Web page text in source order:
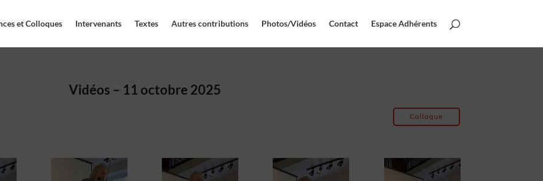
et Colloques Intervenants Textes Autres contributions Photos/Vidéos Contact Espace Adhérents
Vidéos – 11 octobre 2025
Colloque